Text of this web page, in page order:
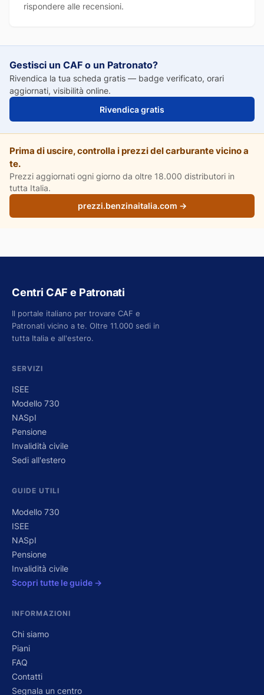
rispondere alle recensioni.
Gestisci un CAF o un Patronato?
Rivendica la tua scheda gratis — badge verificato, orari
aggiornati, visibilità online.
Rivendica gratis
Prima di uscire, controlla i prezzi del carburante vicino a
te.
Prezzi aggiornati ogni giorno da oltre 18.000 distributori in
tutta Italia.
prezzi.benzinaitalia.com →
Centri CAF e Patronati
Il portale italiano per trovare CAF e
Patronati vicino a te. Oltre 11.000 sedi in
tutta Italia e all'estero.
SERVIZI
ISEE
Modello 730
NASpI
Pensione
Invalidità civile
Sedi all'estero
GUIDE UTILI
Modello 730
ISEE
NASpI
Pensione
Invalidità civile
Scopri tutte le guide →
INFORMAZIONI
Chi siamo
Piani
FAQ
Contatti
Segnala un centro